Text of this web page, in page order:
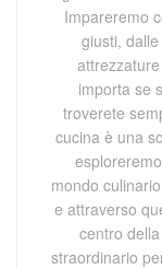
Impareremo
giusti,
importa se
troverete
cucina è una
mondo
e attraverso
centro
straordinario